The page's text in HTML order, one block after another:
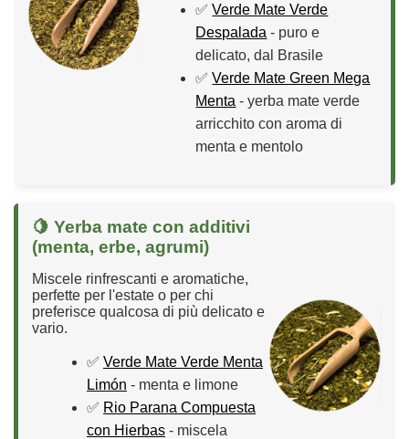
✅Verde Mate Verde
Despalada - puro e
delicato, dal Brasile
✅Verde Mate Green Mega
Menta - yerba mate verde
arricchito con aroma di
menta e mentolo
🍋 Yerba mate con additivi
(menta, erbe, agrumi)
Miscele rinfrescanti e aromatiche,
perfette per l'estate o per chi
preferisce qualcosa di più delicato e
vario.
✅ Verde Mate Verde Menta
Limón - menta e limone
✅ Rio Parana Compuesta
con Hierbas - miscela